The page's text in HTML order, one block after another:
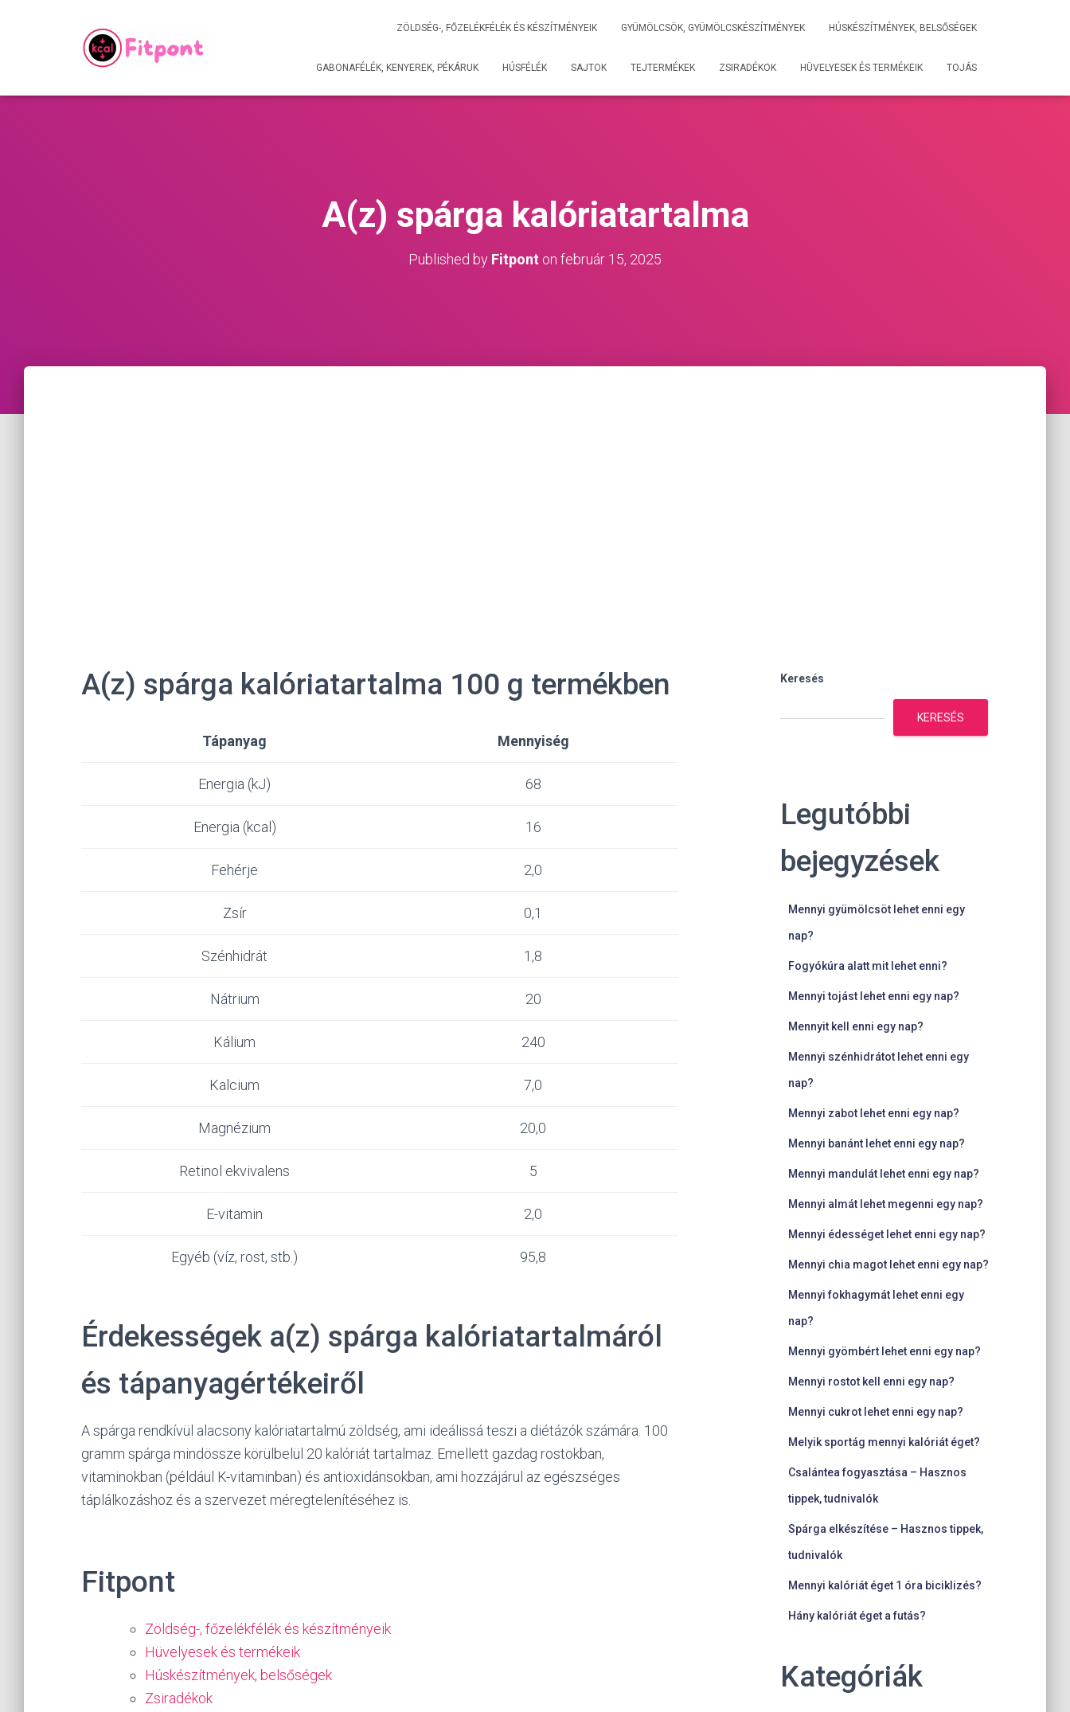
ZÖLDSÉG-, FŐZELÉKFÉLÉK ÉS KÉSZÍTMÉNYEIK GYÜMÖLCSÖK, GYÜMÖLCSKÉSZÍTMÉNYEK HÚSKÉSZÍTMÉNYEK, BELSŐSÉGEK
GABONAFÉLÉK, KENYEREK, PÉKÁRUK HÚSFÉLÉK SAJTOK TEJTERMÉKEK ZSIRADÉKOK HÜVELYESEK ÉS TERMÉKEIK TOJÁS
A(z) spárga kalóriatartalma
Published by Fitpont on február 15, 2025
A(z) spárga kalóriatartalma 100 g termékben
Tápanyag Mennyiség
Energia (kJ) 68
Energia (kcal) 16
Fehérje 2,0
Zsír 0,1
Szénhidrát 1,8
Nátrium 20
Kálium 240
Kalcium 7,0
Magnézium 20,0
Retinol ekvivalens 5
E-vitamin 2,0
Egyéb (víz, rost, stb.) 95,8
Érdekességek a(z) spárga kalóriatartalmáról
és tápanyagértékeiről
A spárga rendkívül alacsony kalóriatartalmú zöldség, ami ideálissá teszi a diétázók számára. 100
gramm spárga mindössze körülbelül 20 kalóriát tartalmaz. Emellett gazdag rostokban,
vitaminokban (például K-vitaminban) és antioxidánsokban, ami hozzájárul az egészséges
táplálkozáshoz és a szervezet méregtelenítéséhez is.
Fitpont
Zöldség-, főzelékfélék és készítményeik
Hüvelyesek és termékeik
Húskészítmények, belsőségek
Zsiradékok
Keresés
KERESÉS
Legutóbbi
bejegyzések
Mennyi gyümölcsöt lehet enni egy
nap?
Fogyókúra alatt mit lehet enni?
Mennyi tojást lehet enni egy nap?
Mennyit kell enni egy nap?
Mennyi szénhidrátot lehet enni egy
nap?
Mennyi zabot lehet enni egy nap?
Mennyi banánt lehet enni egy nap?
Mennyi mandulát lehet enni egy nap?
Mennyi almát lehet megenni egy nap?
Mennyi édességet lehet enni egy nap?
Mennyi chia magot lehet enni egy nap?
Mennyi fokhagymát lehet enni egy
nap?
Mennyi gyömbért lehet enni egy nap?
Mennyi rostot kell enni egy nap?
Mennyi cukrot lehet enni egy nap?
Melyik sportág mennyi kalóriát éget?
Csalántea fogyasztása – Hasznos
tippek, tudnivalók
Spárga elkészítése – Hasznos tippek,
tudnivalók
Mennyi kalóriát éget 1 óra biciklizés?
Hány kalóriát éget a futás?
Kategóriák